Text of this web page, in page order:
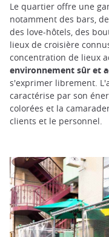
Le quartier offre une
notamment des bars,
des love-hôtels, des
lieux de croisière
concentration de lieux
environnement sûr et
s'exprimer librement.
caractérise par son
colorées et la
clients et le personnel.